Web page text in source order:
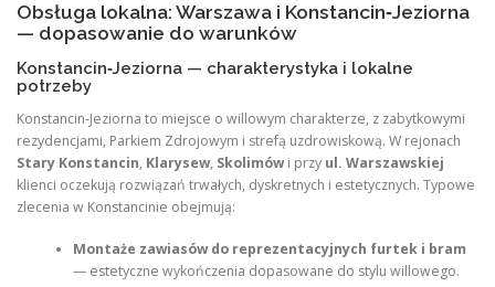
Obsługa lokalna: Warszawa i Konstancin‑Jeziorna
— dopasowanie do warunków
Konstancin‑Jeziorna — charakterystyka i lokalne
potrzeby
Konstancin‑Jeziorna to miejsce o willowym charakterze, z zabytkowymi
rezydencjami, Parkiem Zdrojowym i strefą uzdrowiskową. W rejonach
Stary Konstancin, Klarysew, Skolimówi przy ul. Warszawskiej
klienci oczekują rozwiązań trwałych, dyskretnych i estetycznych. Typowe
zlecenia w Konstancinie obejmują:
Montaże zawiasów do reprezentacyjnych furtek i bram
— estetyczne wykończenia dopasowane do stylu willowego.